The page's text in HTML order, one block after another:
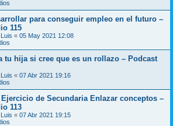
para conseguir empleo en el futuro –
115
Luis « 05 May 2021 12:08
tu hija si cree que es un rollazo – Podcast
Luis « 07 Abr 2021 19:16
de Secundaria Enlazar conceptos –
113
Luis « 07 Abr 2021 19:15